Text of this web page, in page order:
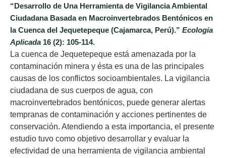
“Desarrollo de Una Herramienta de Vigilancia Ambiental
Ciudadana Basada en Macroinvertebrados Bentónicos en
la Cuenca del Jequetepeque (Cajamarca, Perú).” Ecología
Aplicada 16 (2): 105-114.
La cuenca de Jequetepeque está amenazada por la
contaminación minera y ésta es una de las principales
causas de los conflictos socioambientales. La vigilancia
ciudadana de sus cuerpos de agua, con
macroinvertebrados bentónicos, puede generar alertas
tempranas de contaminación y acciones pertinentes de
conservación. Atendiendo a esta importancia, el presente
estudio tuvo como objetivo desarrollar y evaluar la
efectividad de una herramienta de vigilancia ambiental